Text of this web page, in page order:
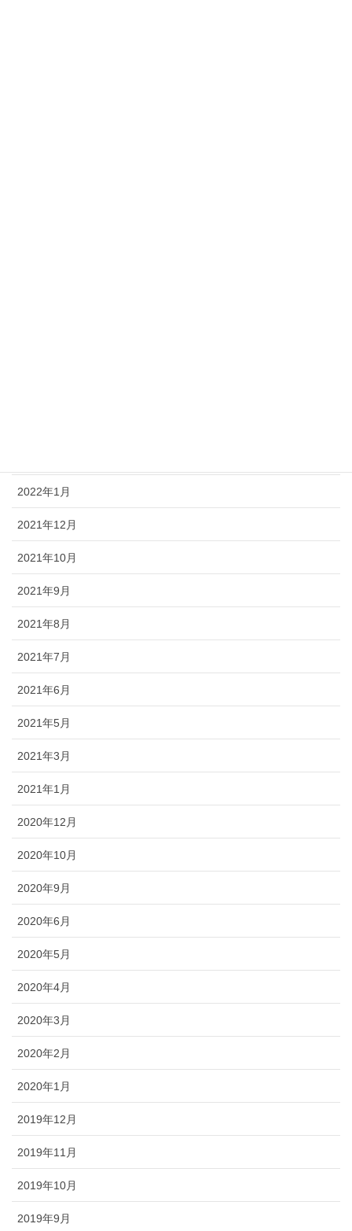
2022年1月
2021年12月
2021年10月
2021年9月
2021年8月
2021年7月
2021年6月
2021年5月
2021年3月
2021年1月
2020年12月
2020年10月
2020年9月
2020年6月
2020年5月
2020年4月
2020年3月
2020年2月
2020年1月
2019年12月
2019年11月
2019年10月
2019年9月